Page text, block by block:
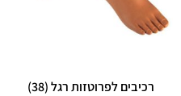
רכיבים לפרוטזות רגל(38)